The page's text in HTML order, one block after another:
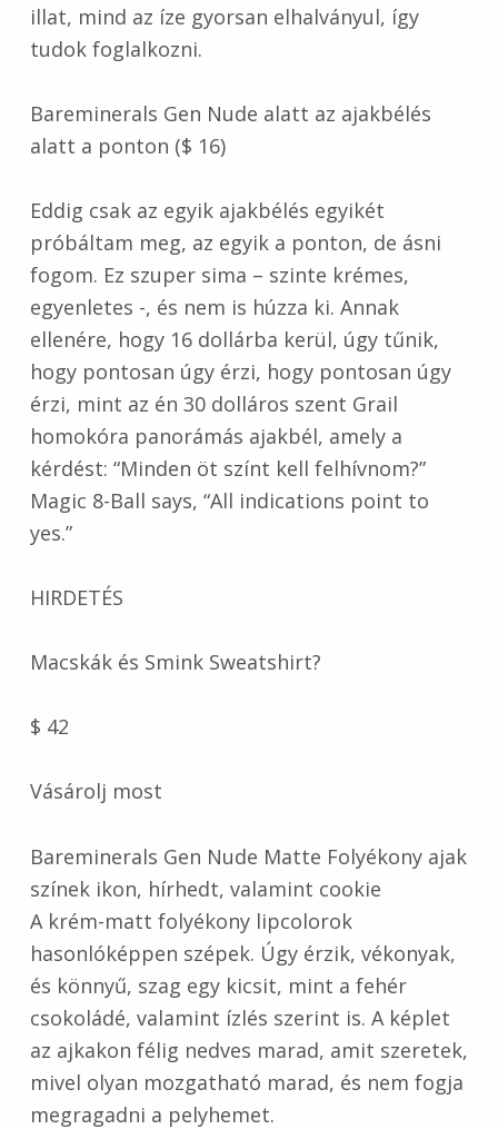
illat, mind az íze gyorsan elhalványul, így
tudok foglalkozni.
Bareminerals Gen Nude alatt az ajakbélés
alatt a ponton ($ 16)
Eddig csak az egyik ajakbélés egyikét
próbáltam meg, az egyik a ponton, de ásni
fogom. Ez szuper sima – szinte krémes,
egyenletes -, és nem is húzza ki. Annak
ellenére, hogy 16 dollárba kerül, úgy tűnik,
hogy pontosan úgy érzi, hogy pontosan úgy
érzi, mint az én 30 dolláros szent Grail
homokóra panorámás ajakbél, amely a
kérdést: “Minden öt színt kell felhívnom?”
Magic 8-Ball says, “All indications point to
yes.”
HIRDETÉS
Macskák és Smink Sweatshirt?
$ 42
Vásárolj most
Bareminerals Gen Nude Matte Folyékony ajak
színek ikon, hírhedt, valamint cookie
A krém-matt folyékony lipcolorok
hasonlóképpen szépek. Úgy érzik, vékonyak,
és könnyű, szag egy kicsit, mint a fehér
csokoládé, valamint ízlés szerint is. A képlet
az ajkakon félig nedves marad, amit szeretek,
mivel olyan mozgatható marad, és nem fogja
megragadni a pelyhemet.